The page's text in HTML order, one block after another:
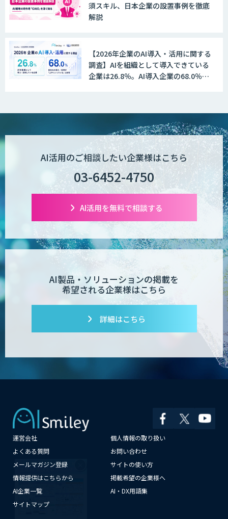
MµgenGAI
図面検索AI
AI Worker
【営業特化】AIエージェント構築サービ
ス
TIGEREYE AGENT
AI開発・伴走支援・内製化支援
JAPAN AI AGENT
SELFBOT AIアバター
須スキル、日本企業の設置事例を徹底
解説
【2026年企業のAI導入・活用に関する
調査】AIを組織として導入できている
企業は26.8％。AI導入企業の68.0％
AI活用のご相談したい企業様はこちら
03-6452-4750
AI活用を無料で相談する
AI製品・ソリューションの掲載を
希望される企業様はこちら
詳細はこちら
運営会社
個人情報の取り扱い
よくある質問
お問い合わせ
メールマガジン登録
サイトの使い方
情報提供はこちらから
掲載希望の企業様へ
AI企業一覧
AI・DX用語集
サイトマップ